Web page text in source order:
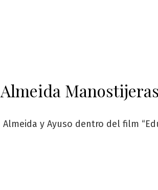
Almeida
Almeida y Ayuso dentro del film